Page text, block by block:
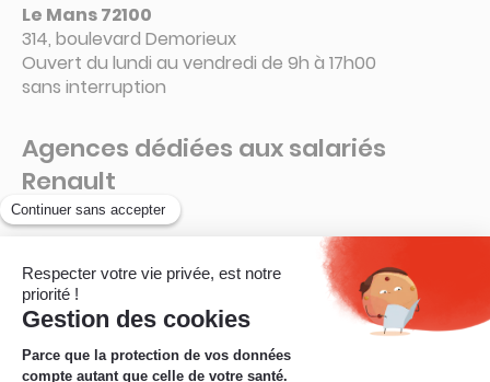
Le Mans 72100
314, boulevard Demorieux
Ouvert du lundi au vendredi de 9h à 17h00
sans interruption
Agences dédiées aux salariés
Renault
La Ruche – Connecteur 6 A
Ouvert de 8h à 16h15
sans interruption